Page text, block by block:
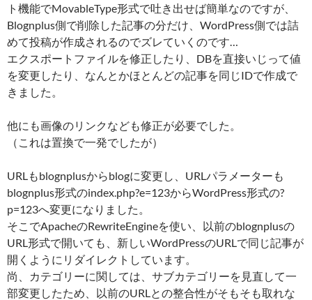
ト機能でMovableType形式で吐き出せば簡単なのですが、
Blognplus側で削除した記事の分だけ、WordPress側では詰
めて投稿が作成されるのでズレていくのです…
エクスポートファイルを修正したり、DBを直接いじって値
を変更したり、なんとかほとんどの記事を同じIDで作成で
きました。
他にも画像のリンクなども修正が必要でした。
（これは置換で一発でしたが）
URLもblognplusからblogに変更し、URLパラメーターも
blognplus形式のindex.php?e=123からWordPress形式の?
p=123へ変更になりました。
そこでApacheのRewriteEngineを使い、以前のblognplusの
URL形式で開いても、新しいWordPressのURLで同じ記事が
開くようにリダイレクトしています。
尚、カテゴリーに関しては、サブカテゴリーを見直して一
部変更したため、以前のURLとの整合性がそもそも取れな